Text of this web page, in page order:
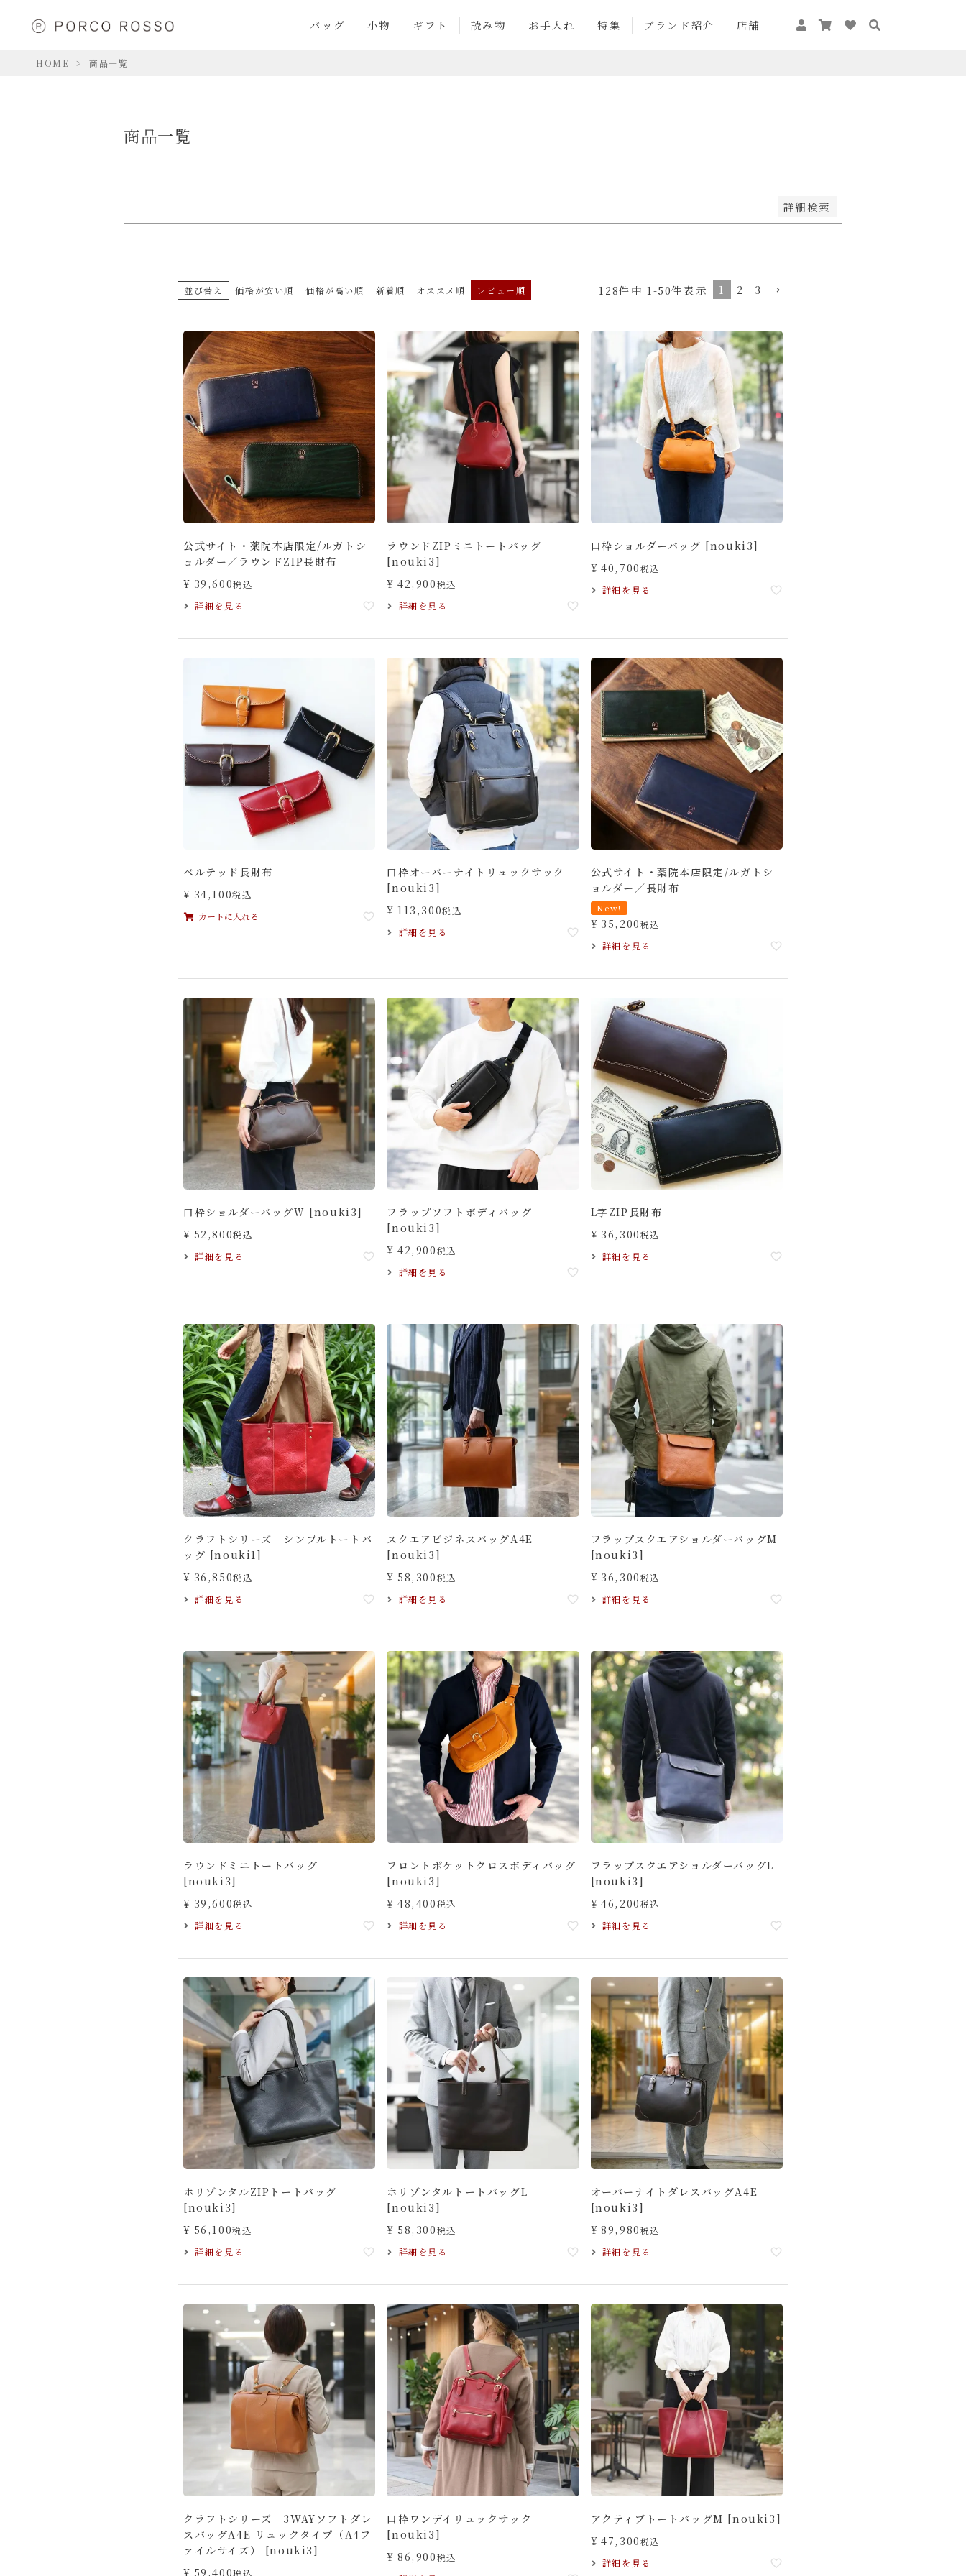
バッグ 小物 ギフト 読み物 お手入れ 特集 ブランド紹介 店舗
HOME 商品一覧
商品一覧
詳細検索
〜
並び替え 価格が安い順 価格が高い順 新着順 オススメ順 レビュー順 128件中 1 -50件表示 1 2 3
公式サイト・薬院本店限定/ルガトシ
ョルダー／ラウンドZIP長財布
¥ 39,600税込
詳細を見る
ラウンドZIPミニトートバッグ
[nouki3]
¥ 42,900税込
詳細を見る
口枠ショルダーバッグ [nouki3]
¥ 40,700税込
詳細を見る
ベルテッド長財布
¥ 34,100税込
カートに入れる
口枠オーバーナイトリュックサック
[nouki3]
¥ 113,300税込
詳細を見る
公式サイト・薬院本店限定/ルガトシ
ョルダー／長財布
New!
¥ 35,200税込
詳細を見る
口枠ショルダーバッグＷ [nouki3]
¥ 52,800税込
詳細を見る
フラップソフトボディバッグ
[nouki3]
¥ 42,900税込
詳細を見る
L字ZIP長財布
¥ 36,300税込
詳細を見る
クラフトシリーズ シンプルトートバ
ッグ [nouki1]
¥ 36,850税込
詳細を見る
スクエアビジネスバッグA4E
[nouki3]
¥ 58,300税込
詳細を見る
フラップスクエアショルダーバッグM
[nouki3]
¥ 36,300税込
詳細を見る
ラウンドミニトートバッグ
[nouki3]
¥ 39,600税込
詳細を見る
フロントポケットクロスボディバッグ
[nouki3]
¥ 48,400税込
詳細を見る
フラップスクエアショルダーバッグL
[nouki3]
¥ 46,200税込
詳細を見る
ホリゾンタルZIPトートバッグ
[nouki3]
¥ 56,100税込
詳細を見る
ホリゾンタルトートバッグL
[nouki3]
¥ 58,300税込
詳細を見る
オーバーナイトダレスバッグA4E
[nouki3]
¥ 89,980税込
詳細を見る
クラフトシリーズ 3WAYソフトダレ
スバッグA4E リュックタイプ（A4フ
ァイルサイズ） [nouki3]
¥ 59,400税込
口枠ワンデイリュックサック
[nouki3]
¥ 86,900税込
アクティブトートバッグM [nouki3]
¥ 47,300税込
詳細を見る